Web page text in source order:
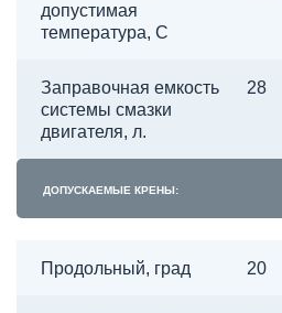
допустимая
температура, С
Заправочная емкость
системы смазки
двигателя, л.
28
ДОПУСКАЕМЫЕ КРЕНЫ:
Продольный, град 20